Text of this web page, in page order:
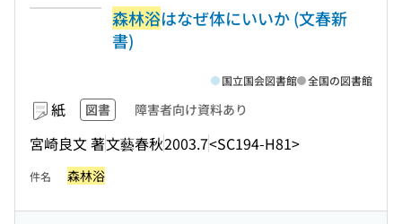
森林浴はなぜ体にいいか (文春新
書)
紙 図書 障害者向け資料あり
宮崎良文 著文藝春秋2003.7<SC194-H81>
国立国会図書館 全国の図書館
件名 森林浴